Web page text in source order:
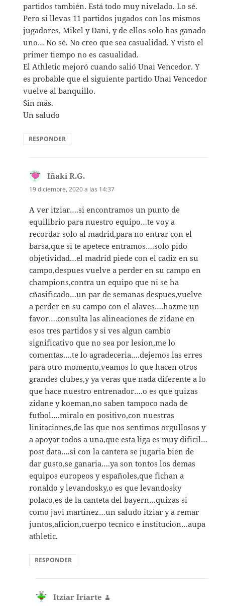
partidos también. Está todo muy nivelado. Lo sé.
Pero si llevas 11 partidos jugados con los mismos
jugadores, Mikel y Dani, y de ellos solo has ganado
uno… No sé. No creo que sea casualidad. Y visto el
primer tiempo no es casualidad.
El Athletic mejoró cuando salió Unai Vencedor. Y
es probable que el siguiente partido Unai Vencedor
vuelve al banquillo.
Sin más.
Un saludo
RESPONDER
Iñaki R.G.
19 diciembre, 2020 a las 14:37
A ver itziar….si encontramos un punto de
equilibrio para nuestro equipo…te voy a
recordar solo al madrid,para no entrar con el
barsa,que si te apetece entramos….solo pido
objetividad…el madrid piede con el cadiz en su
campo,despues vuelve a perder en su campo en
champions,contra un equipo que ni se ha
cñasificado…un par de semanas despues,vuelve
a perder en su campo con el alaves….hazme un
favor….consulta las alineaciones de zidane en
esos tres partidos y si ves algun cambio
significativo que no sea por lesion,me lo
comentas….te lo agradeceria….dejemos las erres
para otro momento,veamos lo que hacen otros
grandes clubes,y ya veras que nada diferente a lo
que hace nuestro entrenador….o es que quizas
zidane y koeman,no saben tampoco nada de
futbol….miralo en positivo,con nuestras
linitaciones,de las que nos sentimos orgullosos y
a apoyar todos a una,que esta liga es muy dificil…
post data….si con la cantera se jugaria bien de
dar gusto,se ganaria….ya son tontos los demas
equipos europeos y españoles,que fichan a
ronaldo y levandosky,o es que levandosky
polaco,es de la canteta del bayern…quizas si
como javi martinez…un saludo itziar y a remar
juntos,aficion,cuerpo tecnico e institucion…aupa
athletic.
RESPONDER
Itziar Iriarte